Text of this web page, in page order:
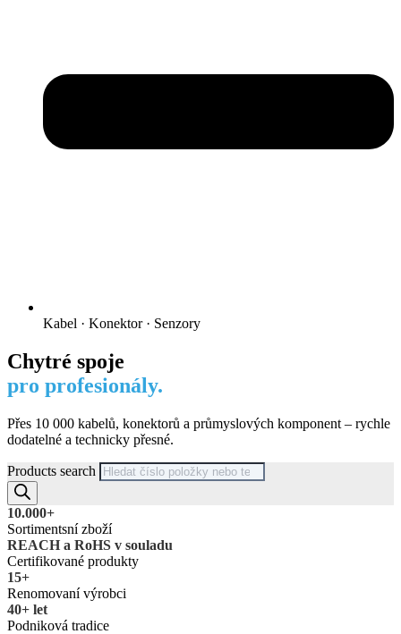
Kabel · Konektor · Senzory
Chytré spoje
pro profesionály.
Přes 10 000 kabelů, konektorů a průmyslových komponent – rychle
dodatelné a technicky přesné.
Products search
10.000+
Sortimentsní zboží
REACH a RoHS v souladu
Certifikované produkty
15+
Renomovaní výrobci
40+ let
Podniková tradice